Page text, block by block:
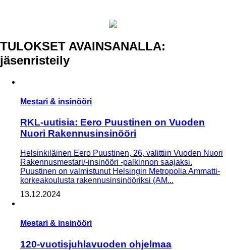
TULOKSET AVAINSANALLA:
jäsenristeily
Mestari & insinööri
RKL-uutisia: Eero Puustinen on Vuoden
Nuori Rakennusinsinööri
Helsinkiläinen Eero Puustinen, 26, valittiin Vuoden Nuori
Raken­nusmestari/-insinööri -palkinnon saajaksi.
Puustinen on valmistunut Helsingin Metropolia Ammatti­
korkeakoulusta rakennusinsinööriksi (AM...
13.12.2024
Mestari & insinööri
120-vuotisjuhlavuoden ohjelmaa